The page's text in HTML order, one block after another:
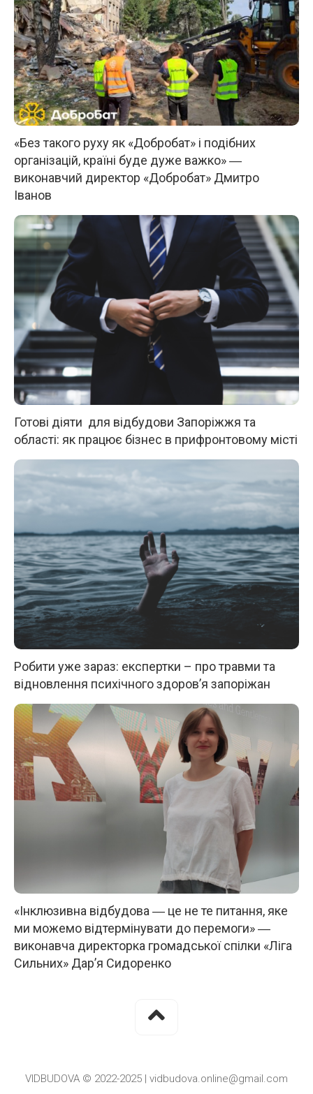
«Без такого руху як «Добробат» і подібних
організацій, країні буде дуже важко» ―
виконавчий директор «Добробат» Дмитро
Іванов
Готові діяти для відбудови Запоріжжя та
області: як працює бізнес в прифронтовому місті
Робити уже зараз: експертки – про травми та
відновлення психічного здоров’я запоріжан
«Інклюзивна відбудова ― це не те питання, яке
ми можемо відтермінувати до перемоги» ―
виконавча директорка громадської спілки «Ліга
Сильних» Дар’я Сидоренко
VIDBUDOVA © 2022-2025 | vidbudova.online@gmail.com